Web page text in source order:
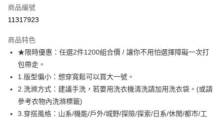
超商取貨付款
Apple Pay
街口支付
悠遊付
ATM付款
商品編號
11317923
商品特色
★限時優惠：任選2件1200組合價 / 讓你不用怕選擇障礙一次打
包帶走。
1.版型偏小：想穿寬鬆可以買大一號。
2.洗滌方式：建議手洗，若要用洗衣機清洗請加用洗衣袋。(或請
參考衣物內洗滌標籤)
3.穿搭風格：山系/機能/戶外/城野/探險/探索/日系/休閒/都市/工